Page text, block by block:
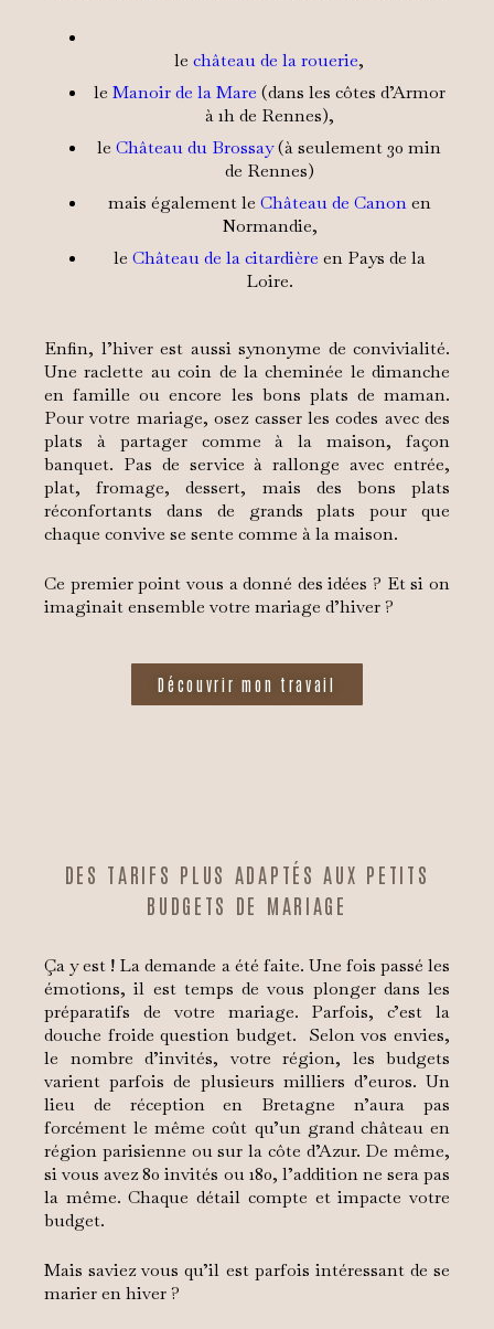
le château de la rouerie,
le Manoir de la Mare (dans les côtes d’Armor
à 1h de Rennes),
le Château du Brossay(à seulement 30 min
de Rennes)
mais également le Château de Canonen
Normandie,
le Château de la citardière en Pays de la
Loire.
Enfin, l’hiver est aussi synonyme de convivialité.
Une raclette au coin de la cheminée le dimanche
en famille ou encore les bons plats de maman.
Pour votre mariage, osez casser les codes avec des
plats à partager comme à la maison, façon
banquet. Pas de service à rallonge avec entrée,
plat, fromage, dessert, mais des bons plats
réconfortants dans de grands plats pour que
chaque convive se sente comme à la maison.
Ce premier point vous a donné des idées ? Et si on
imaginait ensemble votre mariage d’hiver ?
Découvrir mon travail
DES TARIFS PLUS ADAPTÉS AUX PETITS
BUDGETS DE MARIAGE
Ça y est ! La demande a été faite. Une fois passé les
émotions, il est temps de vous plonger dans les
préparatifs de votre mariage. Parfois, c’est la
douche froide question budget. Selon vos envies,
le nombre d’invités, votre région, les budgets
varient parfois de plusieurs milliers d’euros. Un
lieu de réception en Bretagne n’aura pas
forcément le même coût qu’un grand château en
région parisienne ou sur la côte d’Azur. De même,
si vous avez 80 invités ou 180, l’addition ne sera pas
la même. Chaque détail compte et impacte votre
budget.
Mais saviez vous qu’il est parfois intéressant de se
marier en hiver ?